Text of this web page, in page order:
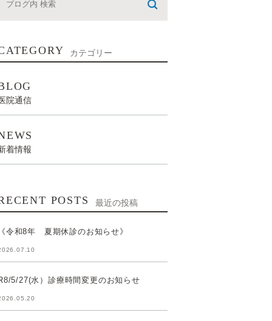
カテゴリー
院通信
着情報
POSTS 最近の投稿
令和8年 夏期休診のお知らせ》
5/27(水）診療時間変更のお知らせ